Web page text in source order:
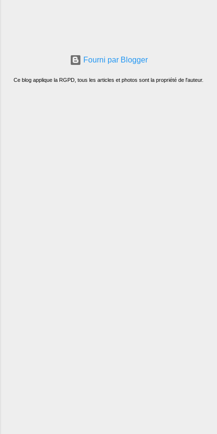
Fourni par Blogger
Ce blog applique la RGPD, tous les articles et photos sont la propriété de l'auteur.